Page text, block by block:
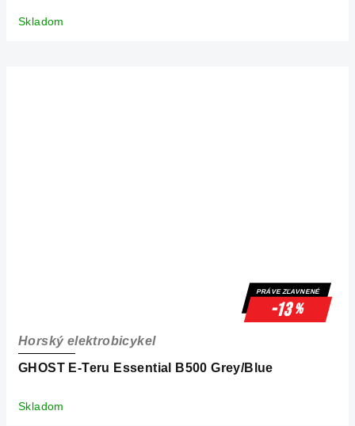
Skladom
PRÁVE ZĽAVNENÉ
-13%
GHOST E-Teru Essential B500 Grey/Blue
Horský elektrobicykel
Skladom